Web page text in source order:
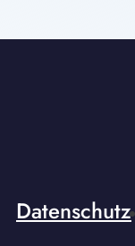
Datenschutz